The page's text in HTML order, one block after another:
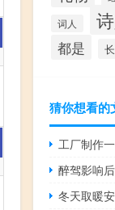
词人
都是
猜你想看的
醉驾影响
冬天取暖